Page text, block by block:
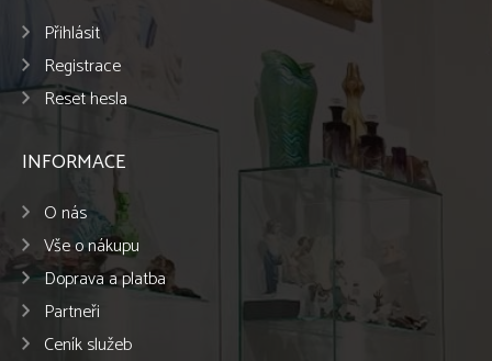
Přihlásit
Registrace
Reset hesla
INFORMACE
O nás
Vše o nákupu
Doprava a platba
Partneři
Ceník služeb